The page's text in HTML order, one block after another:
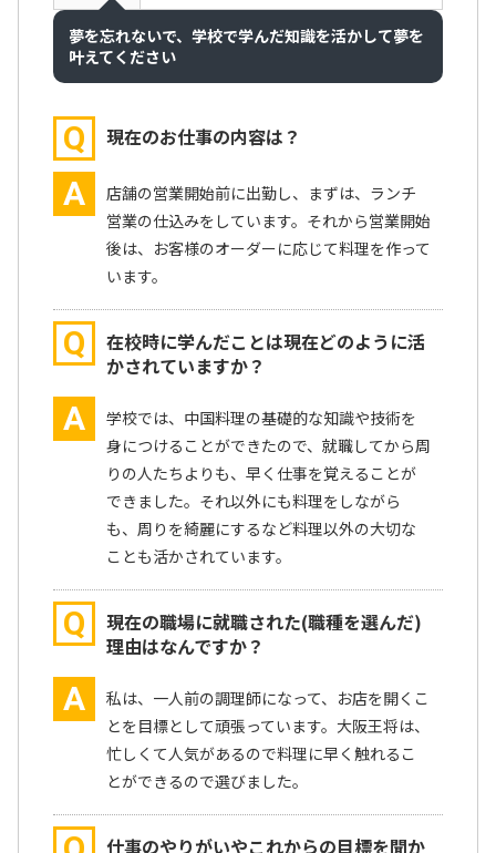
夢を忘れないで、学校で学んだ知識を活かして夢を
叶えてください
Q 現在のお仕事の内容は？
A
店舗の営業開始前に出勤し、まずは、ランチ
営業の仕込みをしています。それから営業開始
後は、お客様のオーダーに応じて料理を作って
います。
Q
在校時に学んだことは現在どのように活
かされていますか？
A
学校では、中国料理の基礎的な知識や技術を
身につけることができたので、就職してから周
りの人たちよりも、早く仕事を覚えることが
できました。それ以外にも料理をしながら
も、周りを綺麗にするなど料理以外の大切な
ことも活かされています。
Q
現在の職場に就職された(職種を選んだ)
理由はなんですか？
A
私は、一人前の調理師になって、お店を開くこ
とを目標として頑張っています。大阪王将は、
忙しくて人気があるので料理に早く触れるこ
とができるので選びました。
仕事のやりがいやこれからの目標を聞か